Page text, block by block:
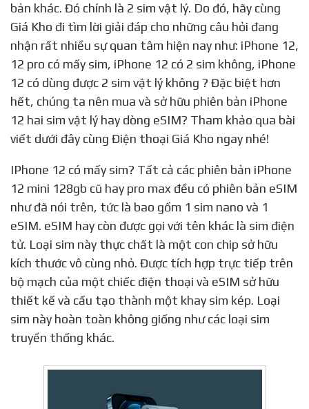
bản khác. Đó chính là 2 sim vật lý. Do đó, hãy cùng
Giá Kho đi tìm lời giải đáp cho những câu hỏi đang
nhận rất nhiều sự quan tâm hiện nay như: iPhone 12,
12 pro có mấy sim, iPhone 12 có 2 sim không, iPhone
12 có dùng được 2 sim vật lý không ? Đặc biệt hơn
hết, chúng ta nên mua và sở hữu phiên bản iPhone
12 hai sim vật lý hay dòng eSIM? Tham khảo qua bài
viết dưới đây cùng Điện thoại Giá Kho ngay nhé!
IPhone 12 có mấy sim? Tất cả các phiên bản iPhone
12 mini 128gb cũ hay pro max đều có phiên bản eSIM
như đã nói trên, tức là bao gồm 1 sim nano và 1
eSIM. eSIM hay còn được gọi với tên khác là sim điện
tử. Loại sim này thực chất là một con chip sở hữu
kích thước vô cùng nhỏ. Được tích hợp trực tiếp trên
bộ mạch của một chiếc điện thoại và eSIM sở hữu
thiết kế và cấu tạo thành một khay sim kép. Loại
sim này hoàn toàn không giống như các loại sim
truyền thống khác.